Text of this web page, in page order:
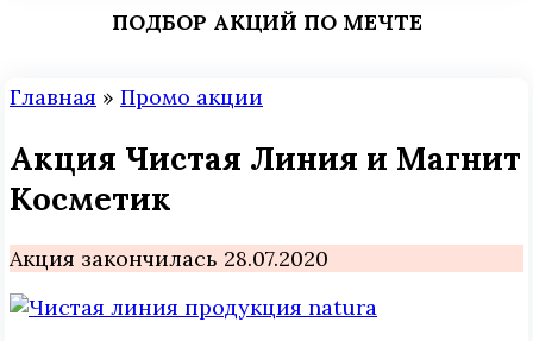
ПОДБОР АКЦИЙ ПО МЕЧТЕ
Главная » Промо акции
Акция Чистая Линия и Магнит
Косметик
Акция закончилась 28.07.2020